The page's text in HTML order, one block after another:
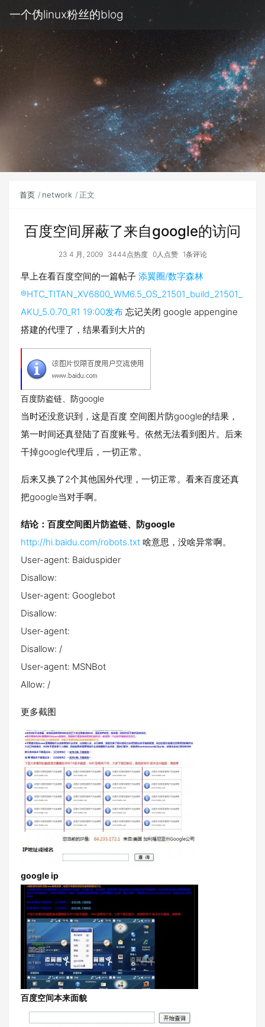
一个伪linux粉丝的blog
首页 network 正文
百度空间屏蔽了来自google的访问
23 4 月, 2009 3444点热度 0人点赞 1条评论
早上在看百度空间的一篇帖子 添翼圈/数字森林
®HTC_TITAN_XV6800_WM6.5_OS_21501_build_21501_
AKU_5.0.70_R1 19:00发布 忘记关闭 google appengine
搭建的代理了，结果看到大片的
百度防盗链、防google
当时还没意识到，这是百度 空间图片防google的结果，
第一时间还真登陆了百度账号。依然无法看到图片。后来
干掉google代理后，一切正常。
后来又换了2个其他国外代理，一切正常。看来百度还真
把google当对手啊。
结论：百度空间图片防盗链、防google
http://hi.baidu.com/robots.txt 啥意思，没啥异常啊。
User-agent: Baiduspider
Disallow:
User-agent: Googlebot
Disallow:
User-agent:
Disallow: /
User-agent: MSNBot
Allow: /
更多截图
google ip
百度空间本来面貌